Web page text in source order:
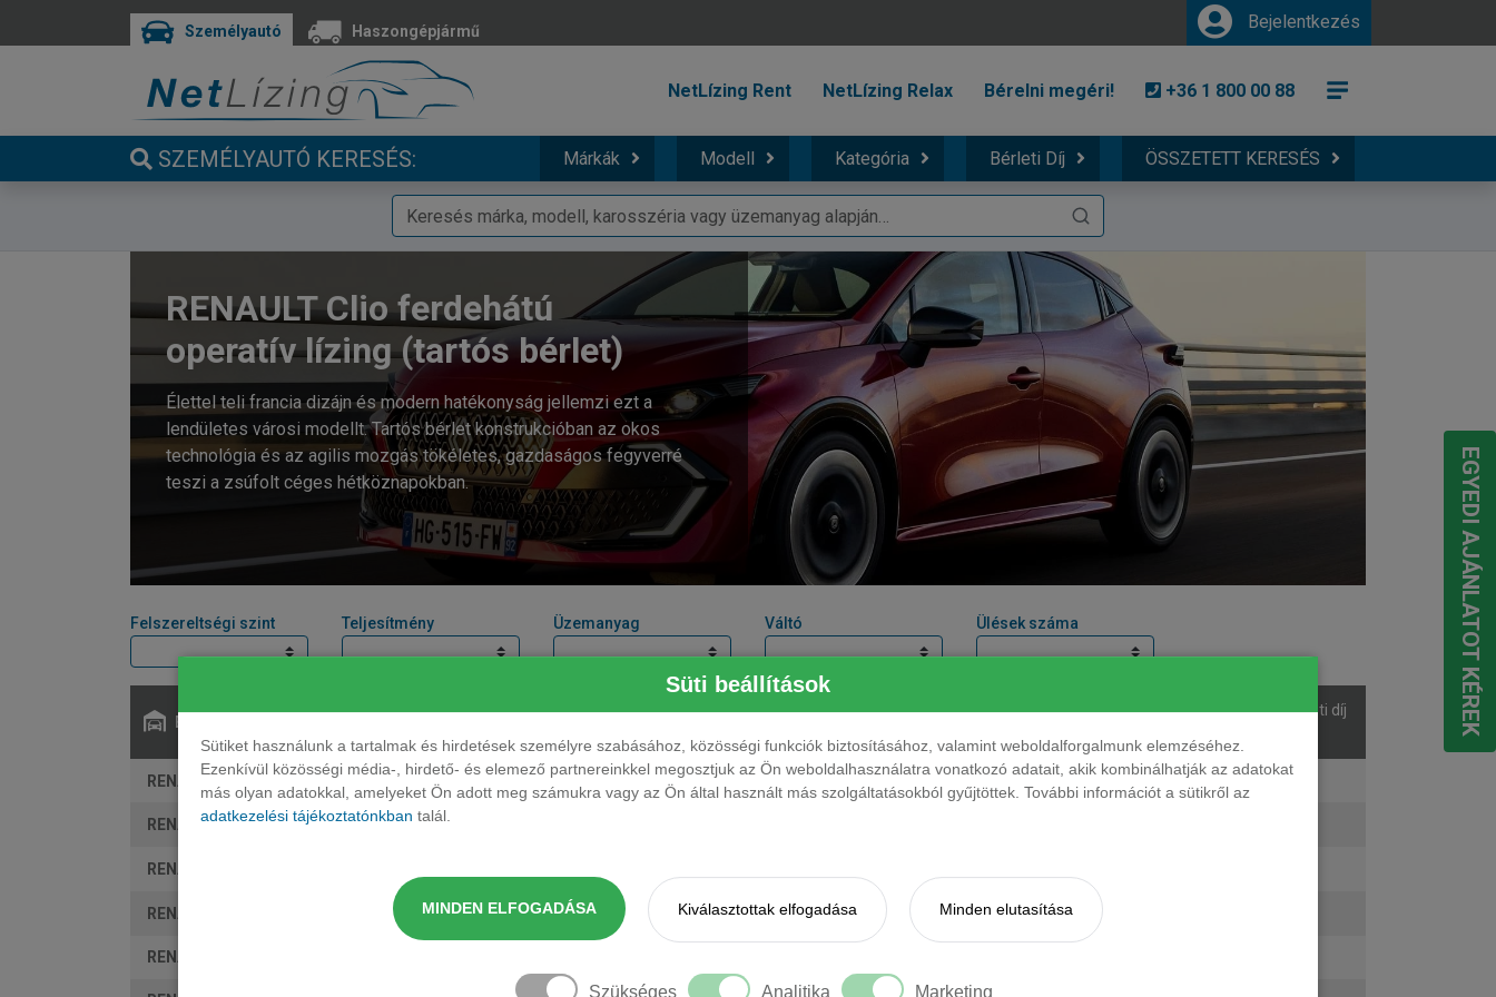
Süti beállítások
Sütiket használunk a tartalmak és hirdetések személyre szabásához, közösségi funkciók biztosításához, valamint weboldalforgalmunk elemzéséhez.
Ezenkívül közösségi média-, hirdető- és elemező partnereinkkel megosztjuk az Ön weboldalhasználatra vonatkozó adatait, akik kombinálhatják az adatokat
más olyan adatokkal, amelyeket Ön adott meg számukra vagy az Ön által használt más szolgáltatásokból gyűjtöttek. További információt a sütikről az
adatkezelési tájékoztatónkban talál.
MINDEN ELFOGADÁSA Kiválasztottak elfogadása Minden elutasítása
Szükséges Analitika Marketing
Személyautó Haszongépjármű Bejelentkezés
NetLízing Rent NetLízing Relax Bérelni megéri! +36 1 800 00 88
SZEMÉLYAUTÓ KERESÉS: Márkák Modell Kategória Bérleti Díj ÖSSZETETT KERESÉS
RENAULT Clio ferdehátú
operatív lízing (tartós bérlet)
Élettel teli francia dizájn és modern hatékonyság jellemzi ezt a
lendületes városi modellt. Tartós bérlet konstrukcióban az okos
technológia és az agilis mozgás tökéletes, gazdaságos fegyverré
teszi a zsúfolt céges hétköznapokban.
Felszereltségi szint Teljesítmény Üzemanyag Váltó Ülések száma
Teljesítmény Üzemanyag Váltó
Ülések
Listaár Bérleti díj
RENAULT Clio ferdehatu 1.2 TCe Evolution 114 LE benzin manuális 5 fő 8 199 000 Ft 163 299 Ft + ÁFA
RENAULT Clio ferdehatu 1.2 TCe Techno
RENAULT Clio ferdehatu 1.2 TCe Techno EDC
RENAULT Clio ferdehatu 1.8 E-Tech Hybrid Evolution Aut. HYBRID 109 LE hybrid 5 fő
RENAULT Clio ferdehatu 1.8 E-Tech Hybrid Techno Aut.
EGYEDI AJÁNLATOT KÉREK